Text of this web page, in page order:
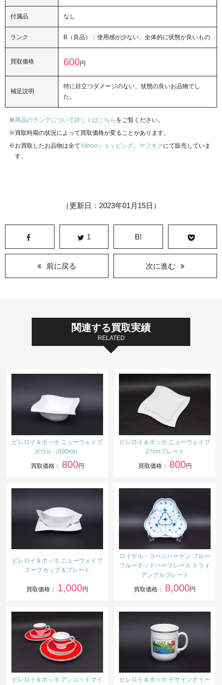
付属品 なし
ランク B（良品）：使用感が少ない、全体的に状態が良いもの
買取価格 600円
補足説明
特に目立つダメージのない、状態の良いお品物でし
た。
商品のランクについて詳しくはこちら をご覧ください。
買取時期の状況によって買取価格が変ることがあります。
お買取したお品物は全てYahooショッピング、 ヤフオク にて販売していま
す。
（更新日：2023年01月15日）
1 B!
前に戻る 次に進む
関連する買取実績
RELATED
ビレロイ＆ボッホ ニューウェイブ
ボウル（600ml）
買取価格： 800円
ビレロイ＆ボッホ ニューウェイブ
27cmプレート
買取価格： 800円
ビレロイ＆ボッホ ニューウェイブ
スープカップ＆プレート
買取価格： 1,000円
ロイヤル・コペンハーゲン ブルー
フルーテッドハーフレース トライ
アングルプレート
買取価格： 8,000円
ビレロイ＆ボッホ アンムットマイ
ビレロイ＆ボッホ デザインナイー